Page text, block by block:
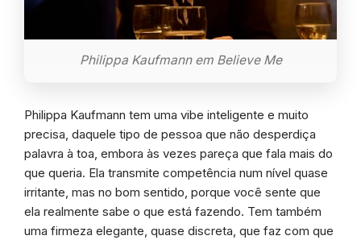
Philippa Kaufmann em Believe Me
Philippa Kaufmann tem uma vibe inteligente e muito
precisa, daquele tipo de pessoa que não desperdiça
palavra à toa, embora às vezes pareça que fala mais do
que queria. Ela transmite competência num nível quase
irritante, mas no bom sentido, porque você sente que
ela realmente sabe o que está fazendo. Tem também
uma firmeza elegante, quase discreta, que faz com que